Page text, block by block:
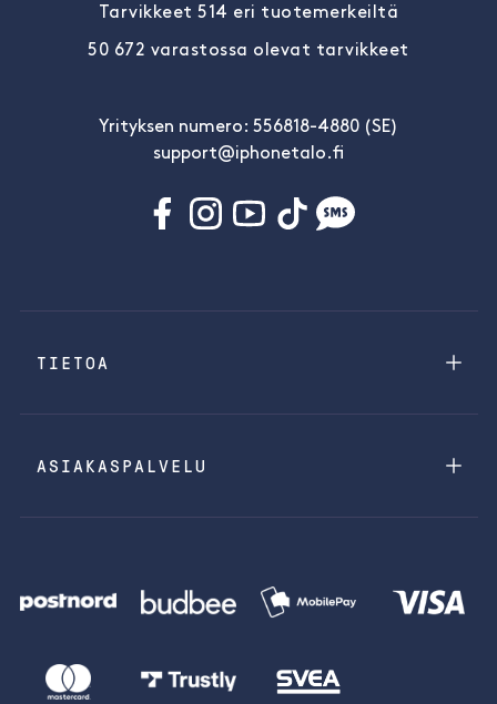
Tarvikkeet 514 eri tuotemerkeiltä
50 672 varastossa olevat tarvikkeet
Yrityksen numero: 556818-4880 (SE)
support@iphonetalo.fi
TIETOA
ASIAKASPALVELU